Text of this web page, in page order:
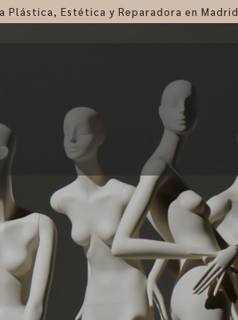
Plástica, Estética y Reparadora en Madrid